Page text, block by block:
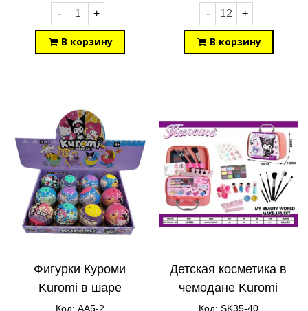
- +
В корзину
- +
В корзину
Фигурки Куроми
Kuromi в шаре
коляске AA5-2
Код: AA5-2
Детская косметика в
чемодане Kuromi
SK35-40
Код: SK35-40